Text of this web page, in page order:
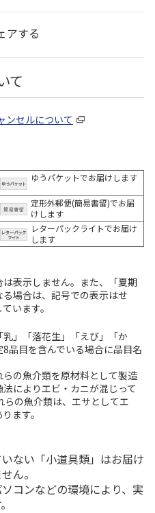
アする
て
ンセルについて
ゆうパケットでお届けします
定形外郵便(簡易書留)でお届
けします
レターパックライトでお届け
します
表示しません。また、「夏期
場合は、記号での表示はせ
います。
」「落花生」「えび」「か
品目を含んでいる場合に品目名
の魚介類を原材料として製造
によりエビ・カニが混じって
らの魚介類は、エサとしてエ
ます。
ない「小道具類」はお届け
ん。
コンなどの環境により、実